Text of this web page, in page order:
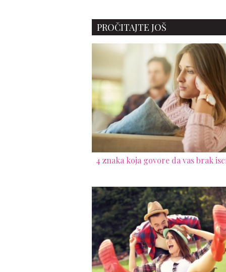
PROČITAJTE JOŠ
4 znaka koja govore da vas brak